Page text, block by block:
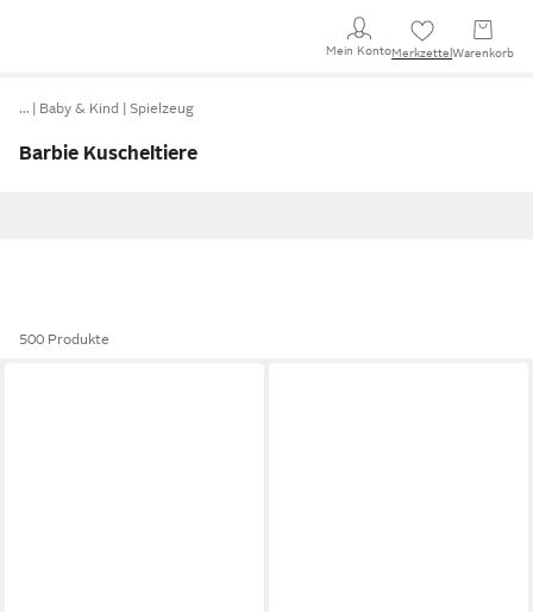
Mein KontoMerkzettel Warenkorb
… Baby & Kind Spielzeug
Barbie Kuscheltiere
500 Produkte